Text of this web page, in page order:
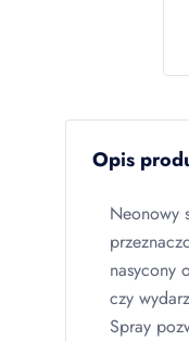
Opis
Neonowy
nasycony
czy
Spray